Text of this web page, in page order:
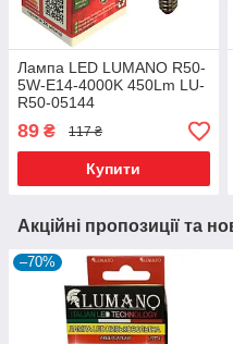
Лампа LED LUMANO R50-
5W-E14-4000K 450Lm LU-
R50-05144
89 ₴ 117 ₴
Купити
Акційні пропозиції та
–70%